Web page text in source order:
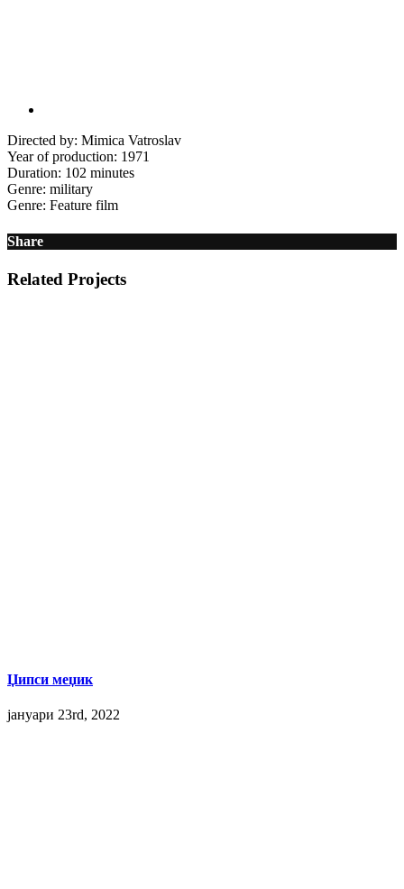
Directed by: Mimica Vatroslav
Year of production: 1971
Duration: 102 minutes
Genre: military
Genre: Feature film
Share
Related Projects
Џипси меџик
јануари 23rd, 2022